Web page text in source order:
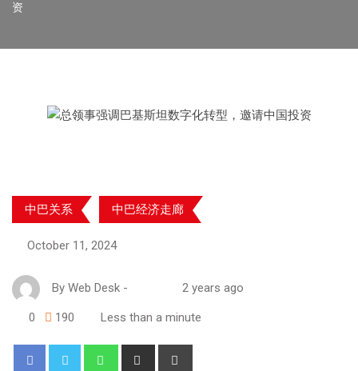
资
中巴关系 中巴经济走廊
October 11, 2024
By Web Desk - 2 years ago
0 190 Less than a minute